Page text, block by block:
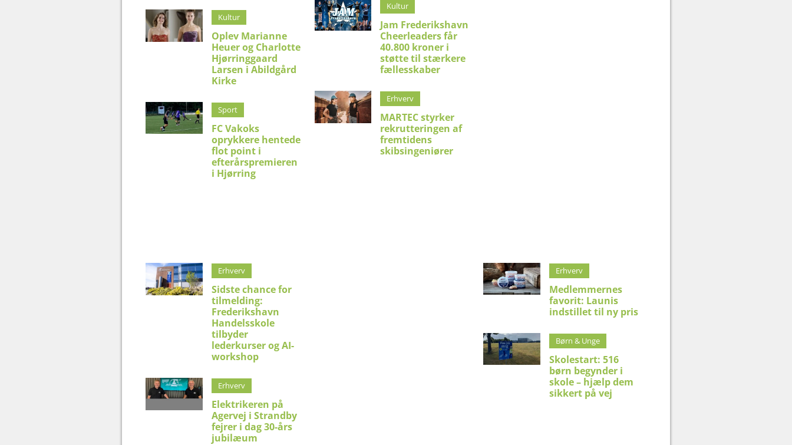
Kultur
Oplev Marianne
Heuer og Charlotte
Hjørringgaard
Larsen i Abildgård
Kirke
Sport
FC Vakoks
oprykkere hentede
flot point i
efterårspremieren
i Hjørring
Kultur
Jam Frederikshavn
Cheerleaders får
40.800 kroner i
støtte til stærkere
fællesskaber
Erhverv
MARTEC styrker
rekrutteringen af
fremtidens
skibsingeniører
Erhverv
Sidste chance for
tilmelding:
Frederikshavn
Handelsskole
tilbyder
lederkurser og AI-
workshop
Erhverv
Elektrikeren på
Agervej i Strandby
fejrer i dag 30-års
jubilæum
Erhverv
Medlemmernes
favorit: Launis
indstillet til ny pris
Børn & Unge
Skolestart: 516
børn begynder i
skole – hjælp dem
sikkert på vej